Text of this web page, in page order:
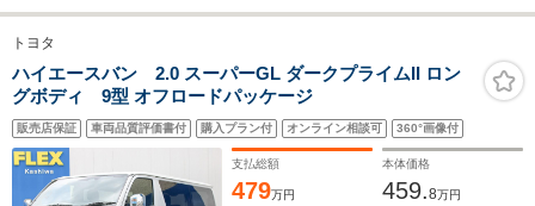
トヨタ
ハイエースバン 2.0 スーパーGL ダークプライムII ロン
グボディ 9型 オフロードパッケージ
販売店保証 車両品質評価書付 購入プラン付 オンライン相談可 360°画像付
支払総額
479万円
本体価格
459.8万円